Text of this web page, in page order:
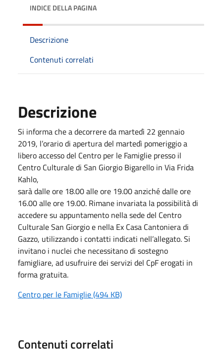
INDICE DELLA PAGINA
Descrizione
Contenuti correlati
Descrizione
Si informa che a decorrere da martedì 22 gennaio
2019, l’orario di apertura del martedì pomeriggio a
libero accesso del Centro per le Famiglie presso il
Centro Culturale di San Giorgio Bigarello in Via Frida
Kahlo,
sarà dalle ore 18.00 alle ore 19.00 anziché dalle ore
16.00 alle ore 19.00. Rimane invariata la possibilità di
accedere su appuntamento nella sede del Centro
Culturale San Giorgio e nella Ex Casa Cantoniera di
Gazzo, utilizzando i contatti indicati nell’allegato. Si
invitano i nuclei che necessitano di sostegno
famigliare, ad usufruire dei servizi del CpF erogati in
forma gratuita.
Centro per le Famiglie (494 KB)
Contenuti correlati